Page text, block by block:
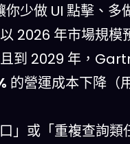
少做 UI 點擊、多
2026 年市場規
到 2029 年，
的營運成本下降（
」或「重複查詢類